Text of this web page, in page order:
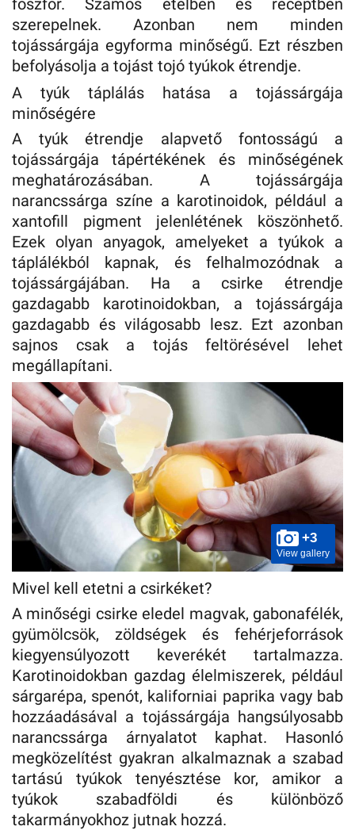
szerepelnek. Azonban nem minden
tojássárgája egyforma minőségű. Ezt részben
befolyásolja a tojást tojó tyúkok étrendje.
A tyúk táplálás hatása a tojássárgája
minőségére
A tyúk étrendje alapvető fontosságú a
tojássárgája tápértékének és minőségének
meghatározásában. A tojássárgája
narancssárga színe a karotinoidok, például a
xantofill pigment jelenlétének köszönhető.
Ezek olyan anyagok, amelyeket a tyúkok a
táplálékból kapnak, és felhalmozódnak a
tojássárgájában. Ha a csirke étrendje
gazdagabb karotinoidokban, a tojássárgája
gazdagabb és világosabb lesz. Ezt azonban
sajnos csak a tojás feltörésével lehet
megállapítani.
+3
View gallery
Mivel kell etetni a csirkéket?
A minőségi csirke eledel magvak, gabonafélék,
gyümölcsök, zöldségek és fehérjeforrások
kiegyensúlyozott keverékét tartalmazza.
Karotinoidokban gazdag élelmiszerek, például
sárgarépa, spenót, kaliforniai paprika vagy bab
hozzáadásával a tojássárgája hangsúlyosabb
narancssárga árnyalatot kaphat. Hasonló
megközelítést gyakran alkalmaznak a szabad
tartású tyúkok tenyésztése kor, amikor a
tyúkok szabadföldi és különböző
takarmányokhoz jutnak hozzá.